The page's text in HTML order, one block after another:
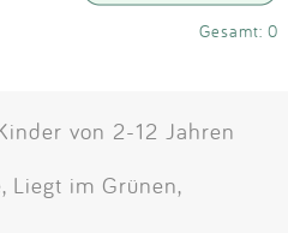
Gesamt: 0
von 2-12 Jahren
Liegt im Grünen,